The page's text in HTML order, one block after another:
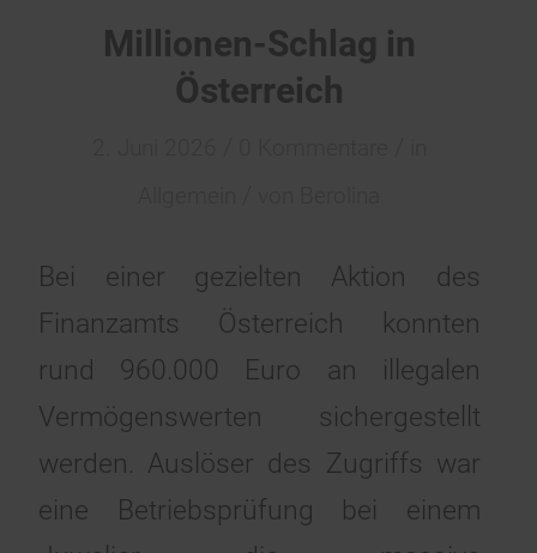
Millionen-Schlag in
Österreich
Bei einer gezielten Aktion des
Finanzamts Österreich konnten
rund 960.000 Euro an illegalen
Vermögenswerten sichergestellt
werden. Auslöser des Zugriffs war
eine Betriebsprüfung bei einem